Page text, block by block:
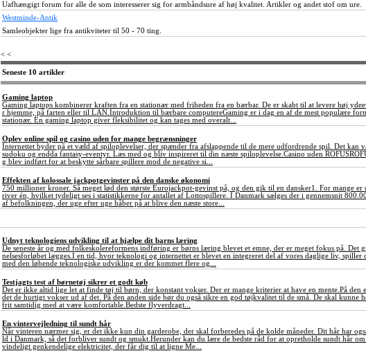
Uafhængigt forum for alle de som interesserer sig for armbåndsure af høj kvalitet. Artikler og andet stof om ure.
Westminde-Antik
Samleobjekter lige fra antikviteter til 50 - 70 ting.
< <
Seneste 10 artikler
Gaming laptop
Gaming laptops kombinerer kraften fra en stationær med friheden fra en bærbar. De er skabt til at levere høj
r hjemme, på farten eller til LAN.Introduktion til bærbare computereGaming er i dag en af de mest populære
stationær. En gaming laptop giver fleksibilitet og kan tages med overalt...
Oplev online spil og casino uden for mange begrænsninger
Internettet byder på et væld af spiloplevelser, der spænder fra afslappende til de mere udfordrende spil. Det kan
sudoku og endda fantasy-eventyr. Læs med og bliv inspireret til din næste spiloplevelse.Casino uden
g blev indført for at beskytte sårbare spillere mod de negative si...
Effekten af kolossale jackpotgevinster på den danske økonomi
750 millioner kroner. Så meget lød den største Eurojackpot-gevinst på, og den gik til en dansker1. For mange
river én, hvilket tydeligt ses i statistikkerne for antallet af Lottospillere. I Danmark sælges der i gennemsnit
af befolkningen, der uge efter uge håber på at blive den næste store...
Udnyt teknologiens udvikling til at hjælpe dit barns læring
De seneste år og med folkeskolereformens indføring er børns læring blevet et emne, der er meget fokus på. Det
nelsesforløbet lægges.I en tid, hvor teknologi og internettet er blevet en integreret del af vores daglige liv, spiller
med den løbende teknologiske udvikling er der kommet flere og...
Testjagts test af børnetøj sikrer et godt køb
Det er ikke altid lige let at finde tøj til børn, der konstant vokser. Der er mange kriterier at have en mente.På
det de hurtigt vokser ud af det. På den anden side bør du også sikre en god tøjkvalitet til de små. De skal kunne
frit samtidig med at være komfortable.Bedste flyverdragt...
En vintervejledning til sundt hår
Når vinteren nærmer sig, er det ikke kun din garderobe, der skal forberedes på de kolde måneder. Dit hår har
ld i Danmark, så det forbliver sundt og smukt.Herunder kan du lære de bedste råd for at opretholde sundt hår
vindeligt genkendelige elektricitet, der får dig til at ligne Me...